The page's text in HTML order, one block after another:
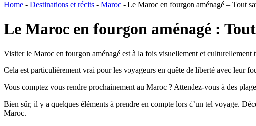
Home - Destinations et récits - Maroc - Le Maroc en fourgon aménagé – Tout
Le Maroc en fourgon aménagé :
Visiter le Maroc en fourgon aménagé est à la fois visuellement et culturellement
Cela est particulièrement vrai pour les voyageurs en quête de liberté avec leur
Vous comptez vous rendre prochainement au Maroc ? Attendez-vous à des
Bien sûr, il y a quelques éléments à prendre en compte lors d’un tel voyage.
Maroc.